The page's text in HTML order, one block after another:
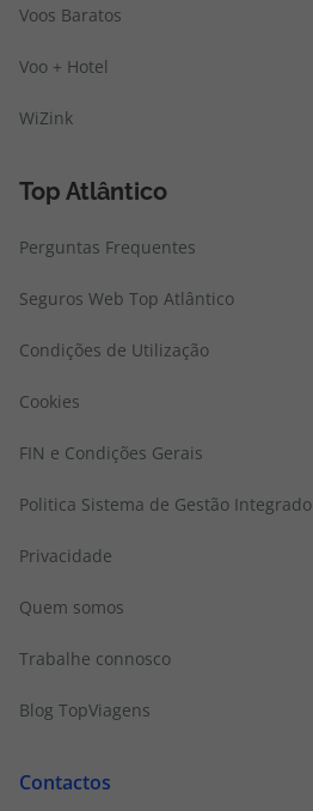
Voos Baratos
Voo + Hotel
WiZink
Top Atlântico
Perguntas Frequentes
Seguros Web Top Atlântico
Condições de Utilização
Cookies
FIN e Condições Gerais
Politica Sistema de Gestão Integrado
Privacidade
Quem somos
Trabalhe connosco
Blog TopViagens
Contactos